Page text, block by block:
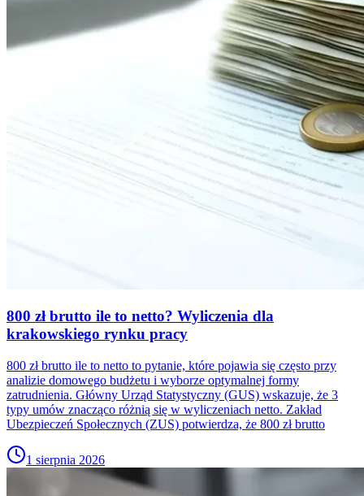
800 zł brutto ile to netto? Wyliczenia dla
krakowskiego rynku pracy
800 zł brutto ile to netto to pytanie, które pojawia się często przy
analizie domowego budżetu i wyborze optymalnej formy
zatrudnienia. Główny Urząd Statystyczny (GUS) wskazuje, że 3
typy umów znacząco różnią się w wyliczeniach netto. Zakład
Ubezpieczeń Społecznych (ZUS) potwierdza, że 800 zł brutto
1 sierpnia 2026